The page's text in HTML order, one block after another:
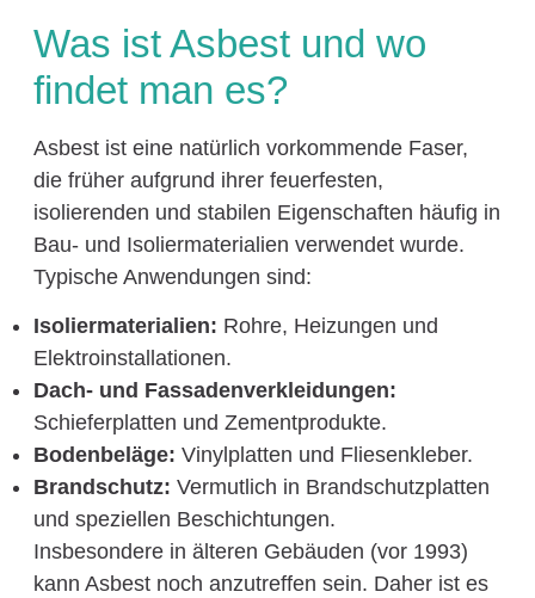
Was ist Asbest und wo
findet man es?
Asbest ist eine natürlich vorkommende Faser,
die früher aufgrund ihrer feuerfesten,
isolierenden und stabilen Eigenschaften häufig in
Bau- und Isoliermaterialien verwendet wurde.
Typische Anwendungen sind:
Isoliermaterialien: Rohre, Heizungen und
Elektroinstallationen.
Dach- und Fassadenverkleidungen:
Schieferplatten und Zementprodukte.
Bodenbeläge: Vinylplatten und Fliesenkleber.
Brandschutz: Vermutlich in Brandschutzplatten
und speziellen Beschichtungen.
Insbesondere in älteren Gebäuden (vor 1993)
kann Asbest noch anzutreffen sein. Daher ist es